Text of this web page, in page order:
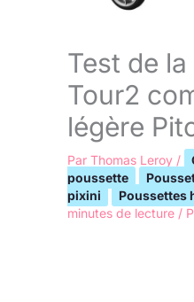
Test de
Tour2
légère
Par Thomas Leroy /
poussette
pixini
Poussettes
minutes de lecture /